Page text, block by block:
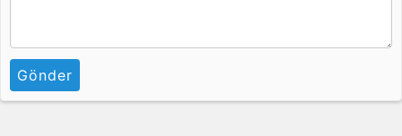
Gönder